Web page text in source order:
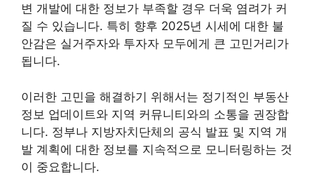
변 개발에 대한 정보가 부족할 경우 더욱 염려가 커
질 수 있습니다. 특히 향후 2025년 시세에 대한 불
안감은 실거주자와 투자자 모두에게 큰 고민거리가
됩니다.
이러한 고민을 해결하기 위해서는 정기적인 부동산
정보 업데이트와 지역 커뮤니티와의 소통을 권장합
니다. 정부나 지방자치단체의 공식 발표 및 지역 개
발 계획에 대한 정보를 지속적으로 모니터링하는 것
이 중요합니다.